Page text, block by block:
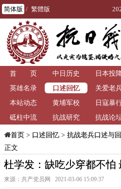
简体版 / 繁體版
首 页 中日历史 日本投
英雄名录
口述回忆 关爱老
本站动态
黄埔军校 日寇暴
砥柱中流
抗战研究 抗战论
首页> 口述回忆> 抗战老兵口述与
正文
杜学发：缺吃少穿都不怕
来源：共产党员网 2021-03-06 15:09:37